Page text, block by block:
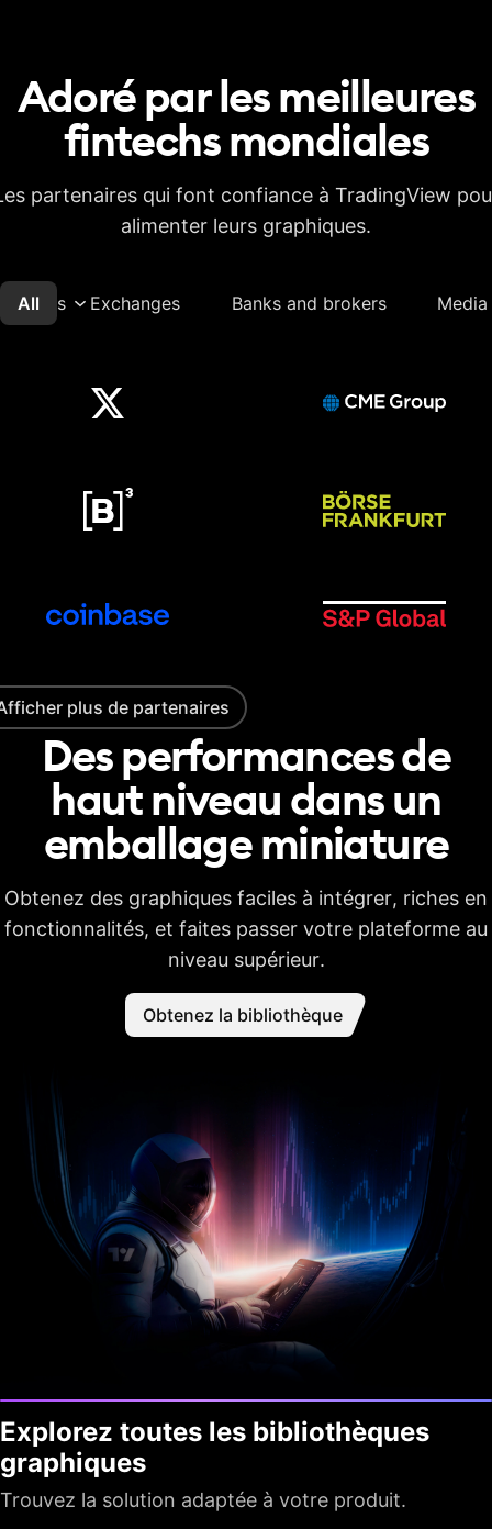
Adoré par les meilleures
fintechsmondiales
partenaires qui font confiance à TradingView
alimenter leurs graphiques.
All Exchanges Banks and brokers
Plus
plus de partenaires
Des performances de
haut niveau dans un
emballageminiature
Obtenez des graphiques faciles à intégrer, riches en
fonctionnalités, et faites passer votre plateforme au
niveau supérieur.
Obtenez la bibliothèque
Explorez toutes les bibliothèques
graphiques
Trouvez la solution adaptée à votre produit.